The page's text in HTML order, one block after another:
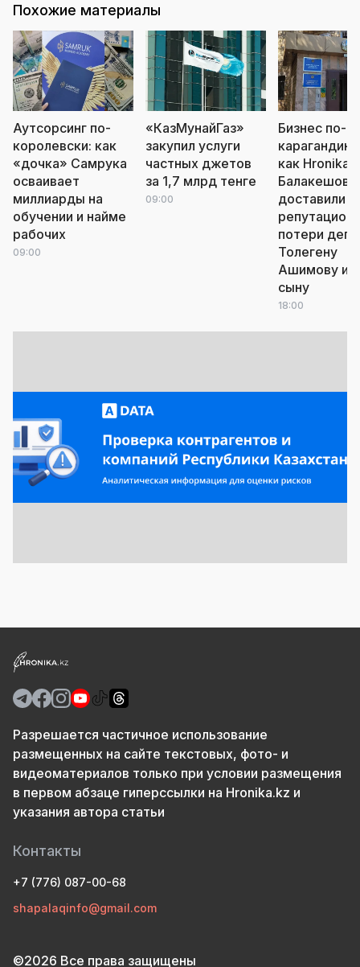
Похожие материалы
Аутсорсинг по-
королевски: как
«дочка» Самрука
осваивает
миллиарды на
обучении и найме
рабочих
09:00
«КазМунайГаз»
закупил услуги
частных джетов
за 1,7 млрд тенге
09:00
Бизнес по-
как
Балакешова
доставили
потери
Толегену
Ашимову и
сыну
18:00
Разрешается частичное использование
размещенных на сайте текстовых, фото- и
видеоматериалов только при условии размещения
в первом абзаце гиперссылки на Hronika.kz и
указания автора статьи
Контакты
+7 (776) 087-00-68
shapalaqinfo@gmail.com
©2026 Все права защищены